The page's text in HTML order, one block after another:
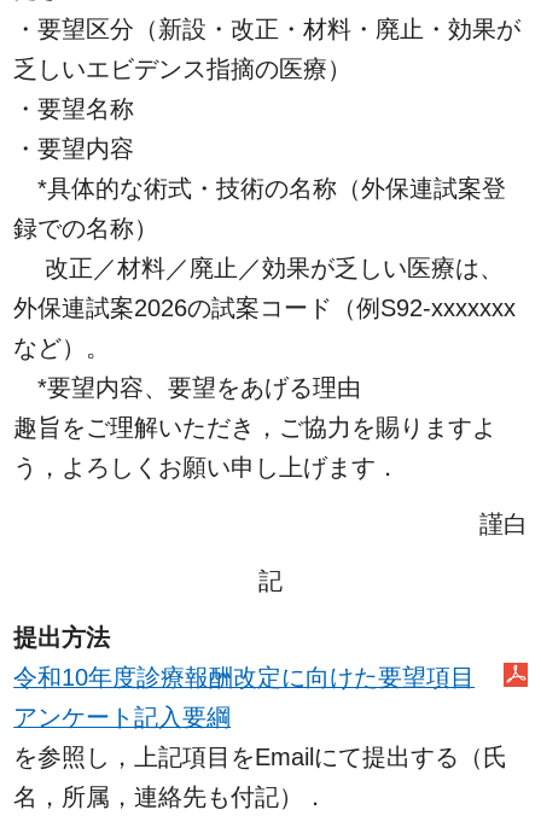
・要望区分（新設・改正・材料・廃止・効果が
乏しいエビデンス指摘の医療）
・要望名称
・要望内容
*具体的な術式・技術の名称（外保連試案登
録での名称）
改正／材料／廃止／効果が乏しい医療は、
外保連試案2026の試案コード（例S92-xxxxxxx
など）。
*要望内容、要望をあげる理由
趣旨をご理解いただき，ご協力を賜りますよ
う，よろしくお願い申し上げます．
謹白
記
提出方法
令和10年度診療報酬改定に向けた要望項目
アンケート記入要綱
を参照し，上記項目をEmailにて提出する（氏
名，所属，連絡先も付記）．